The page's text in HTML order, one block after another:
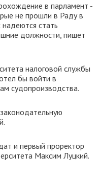
в парламент -
не прошли в Раду в
стать
должности, пишет
налоговой службы
бы войти в
судопроизводства.
и первый проректор
Максим Луцкий.